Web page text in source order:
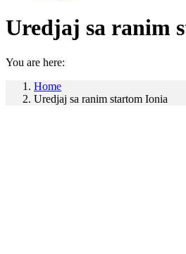
Uredjaj sa ranim
You are here:
Home
Uredjaj sa ranim startom Ionia